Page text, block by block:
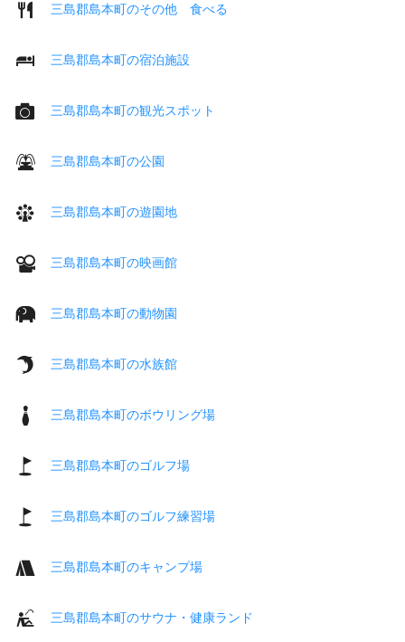
三島郡島本町のその他 食べる
三島郡島本町の宿泊施設
三島郡島本町の観光スポット
三島郡島本町の公園
三島郡島本町の遊園地
三島郡島本町の映画館
三島郡島本町の動物園
三島郡島本町の水族館
三島郡島本町のボウリング場
三島郡島本町のゴルフ場
三島郡島本町のゴルフ練習場
三島郡島本町のキャンプ場
三島郡島本町のサウナ・健康ランド